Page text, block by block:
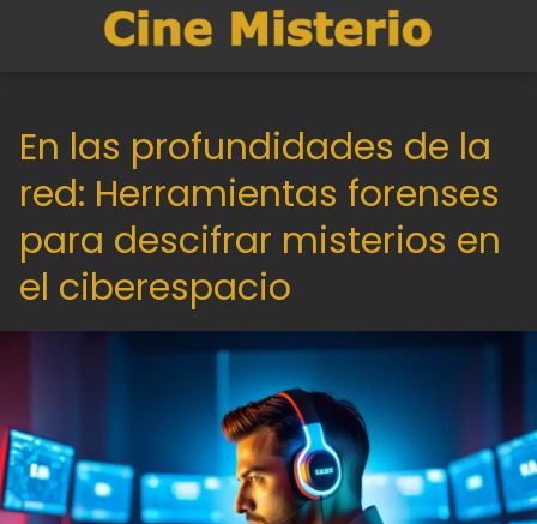
En las profundidades de la
red: Herramientas forenses
para descifrar misterios en
el ciberespacio